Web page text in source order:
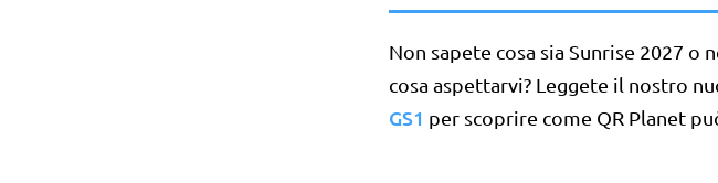
Non sapete cosa sia Sunrise 2027 o
cosa aspettarvi? Leggete il nostro
GS1 per scoprire come QR Planet